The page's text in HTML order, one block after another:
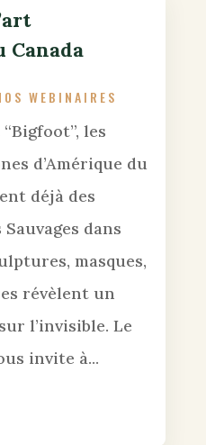
Canada
WEBINAIRES
les
d’Amérique du
déjà des
dans
masques,
révèlent un
l’invisible. Le
invite à...